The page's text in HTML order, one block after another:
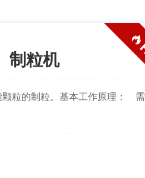
制粒机
粒的制粒。基本工作原理： 需